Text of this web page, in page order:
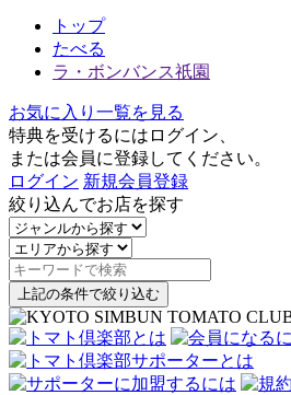
トップ
たべる
ラ・ボンバンス祇園
お気に入り一覧を見る
特典を受けるにはログイン、
または会員に登録してください。
ログイン 新規会員登録
絞り込んでお店を探す
上記の条件で絞り込む